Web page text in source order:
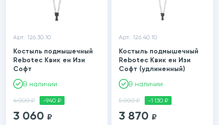
Арт.: 126.30.10
Костыль подмышечный
Rebotec Квик ен Изи
Софт
В наличии
4 000 ₽ -940 ₽
3 060 ₽
Арт.: 126.40.10
Костыль подмышечный
Rebotec Квик ен Изи
Софт (удлиненный)
В наличии
5 000 ₽ -1 130 ₽
3 870 ₽